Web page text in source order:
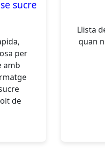
sucre
per
amb
de
Llista
quan